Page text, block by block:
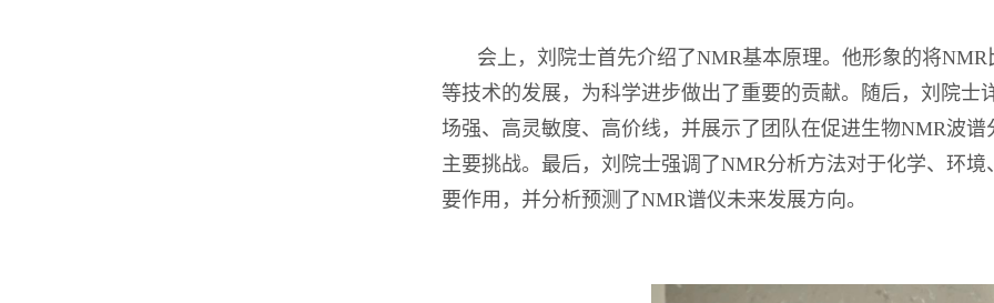
会上，刘院士首先介绍了NMR基本原理。他形象的将
等技术的发展，为科学进步做出了重要的贡献。随后，刘院
场强、高灵敏度、高价线，并展示了团队在促进生物NMR波
主要挑战。最后，刘院士强调了NMR分析方法对于化学、环
要作用，并分析预测了NMR谱仪未来发展方向。